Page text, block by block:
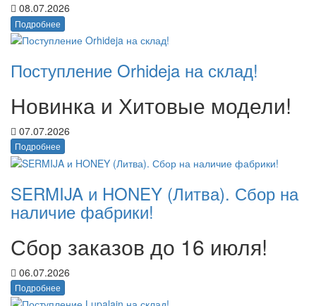
08.07.2026
Подробнее
Поступление Orhideja на склад!
Новинка и Хитовые модели!
07.07.2026
Подробнее
SERMIJA и HONEY (Литва). Сбор на
наличие фабрики!
Сбор заказов до 16 июля!
06.07.2026
Подробнее